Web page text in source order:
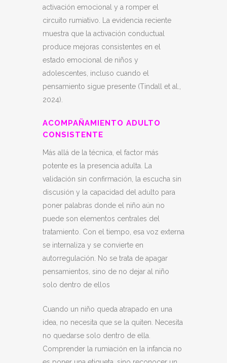
activación emocional y a romper el
circuito rumiativo. La evidencia reciente
muestra que la activación conductual
produce mejoras consistentes en el
estado emocional de niños y
adolescentes, incluso cuando el
pensamiento sigue presente (Tindall et al.,
2024).
ACOMPAÑAMIENTO ADULTO
CONSISTENTE
Más allá de la técnica, el factor más
potente es la presencia adulta. La
validación sin confirmación, la escucha sin
discusión y la capacidad del adulto para
poner palabras donde el niño aún no
puede son elementos centrales del
tratamiento. Con el tiempo, esa voz externa
se internaliza y se convierte en
autorregulación. No se trata de apagar
pensamientos, sino de no dejar al niño
solo dentro de ellos
Cuando un niño queda atrapado en una
idea, no necesita que se la quiten. Necesita
no quedarse solo dentro de ella.
Comprender la rumiación en la infancia no